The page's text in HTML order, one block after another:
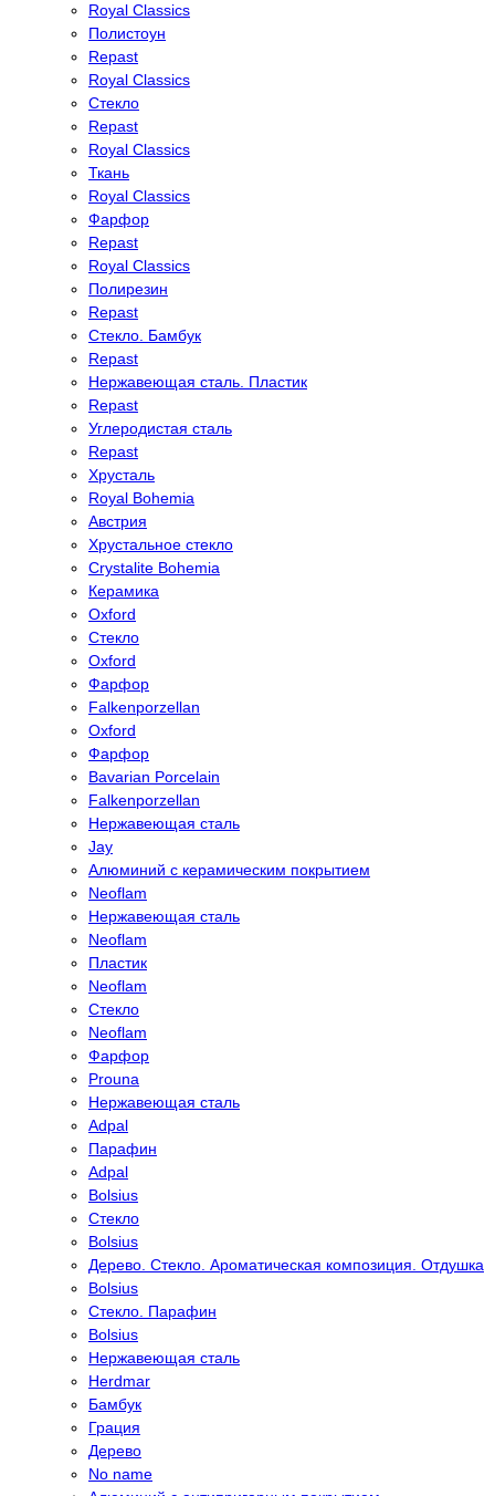
Royal Classics
Полистоун
Repast
Royal Classics
Стекло
Repast
Royal Classics
Ткань
Royal Classics
Фарфор
Repast
Royal Classics
Полирезин
Repast
Стекло. Бамбук
Repast
Нержавеющая сталь. Пластик
Repast
Углеродистая сталь
Repast
Хрусталь
Royal Bohemia
Австрия
Хрустальное стекло
Crystalite Bohemia
Керамика
Oxford
Стекло
Oxford
Фарфор
Falkenporzellan
Oxford
Фарфор
Bavarian Porcelain
Falkenporzellan
Нержавеющая сталь
Jay
Алюминий с керамическим покрытием
Neoflam
Нержавеющая сталь
Neoflam
Пластик
Neoflam
Стекло
Neoflam
Фарфор
Prouna
Нержавеющая сталь
Adpal
Парафин
Adpal
Bolsius
Стекло
Bolsius
Дерево. Стекло. Ароматическая композиция. Отдушка
Bolsius
Стекло. Парафин
Bolsius
Нержавеющая сталь
Herdmar
Бамбук
Грация
Дерево
No name